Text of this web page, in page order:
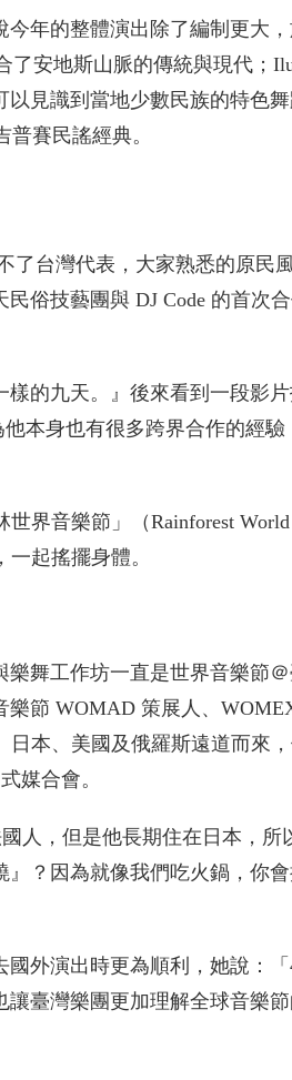
今年的整體演出除了編制更大
了安地斯山脈的傳統與現代；
見識到當地少數民族的特色
賽民謠經典。
了台灣代表，大家熟悉的原民
俗技藝團與 DJ Code 的首次
樣的九天。』後來看到一段影
本身也有很多跨界合作的經
界音樂節」（Rainforest
起搖擺身體。
舞工作坊一直是世界音樂節
節 WOMAD 策展人、
本、美國及俄羅斯遠道而來
媒合會。
人，但是他長期住在日本，
？因為就像我們吃火鍋，你
外演出時更為順利，她說：
臺灣樂團更加理解全球音樂節